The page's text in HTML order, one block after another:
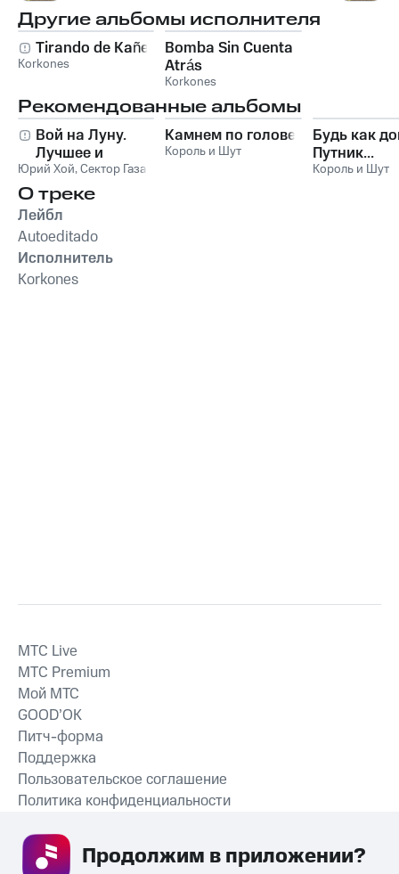
Другие альбомы исполнителя
Tirando de Kañeria
Korkones
Bomba Sin Cuenta
Atrás
Korkones
Рекомендованные альбомы
Вой на Луну.
Лучшее и
неизданное
Юрий Хой,Сектор Газа
Камнем по голове
Король и Шут
Будь как
Путник...
Король и Шут
О треке
Лейбл
Autoeditado
Исполнитель
Korkones
СКАЧАТЬ ПРИЛОЖЕНИЕ
MTС Live
MTС Premium
Мой МТС
GOOD’OK
Питч-форма
Поддержка
Пользовательское соглашение
Политика конфиденциальности